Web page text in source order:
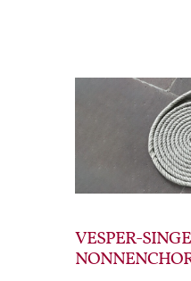
VESPER-